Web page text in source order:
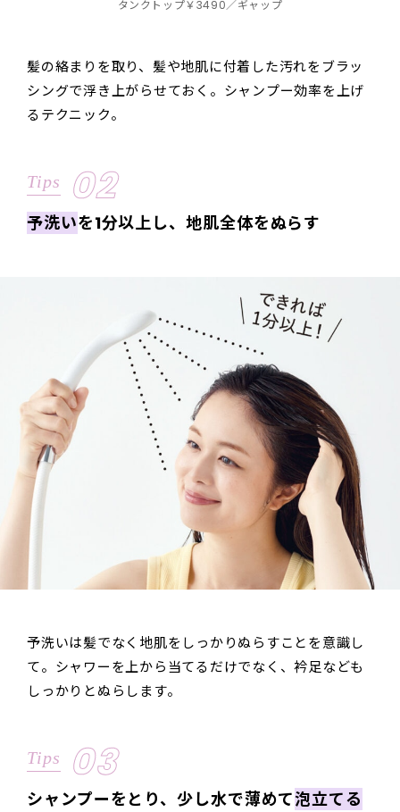
タンクトップ￥3490／ギャップ
髪の絡まりを取り、髪や地肌に付着した汚れをブラッ
シングで浮き上がらせておく。シャンプー効率を上げ
るテクニック。
Tips 02
予洗いを1分以上し、地肌全体をぬらす
予洗いは髪でなく地肌をしっかりぬらすことを意識し
て。シャワーを上から当てるだけでなく、衿足なども
しっかりとぬらします。
Tips 03
シャンプーをとり、少し水で薄めて泡立てる